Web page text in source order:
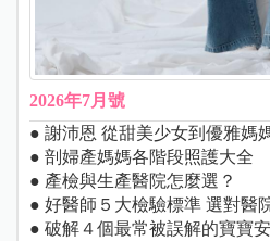
2026年7月號
● 謝沛恩 從甜美少女到優雅媽
● 剖婦產媽媽各階段照護大全
● 產檢與生產醫院怎麼選？
● 好醫師５大檢驗標準 選對醫
● 破解４個最常被誤解的寶寶